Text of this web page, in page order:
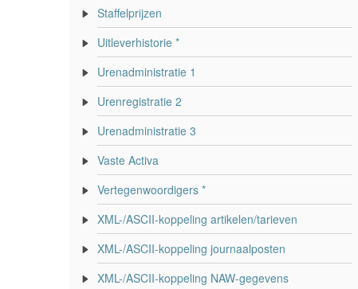
Staffelprijzen
Uitleverhistorie *
Urenadministratie 1
Urenregistratie 2
Urenadministratie 3
Vaste Activa
Vertegenwoordigers *
XML-/ASCII-koppeling artikelen/tarieven
XML-/ASCII-koppeling journaalposten
XML-/ASCII-koppeling NAW-gegevens